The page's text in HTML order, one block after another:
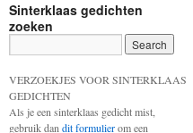
Sinterklaas gedichten
zoeken
VERZOEKJES VOOR SINTERKLAAS
GEDICHTEN
Als je een sinterklaas gedicht mist,
gebruik dan dit formulierom een